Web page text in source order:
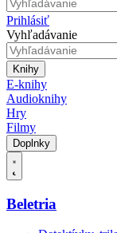
Prihlásiť
Vyhľadávanie
Knihy
E-knihy
Audioknihy
Hry
Filmy
Doplnky
Beletria